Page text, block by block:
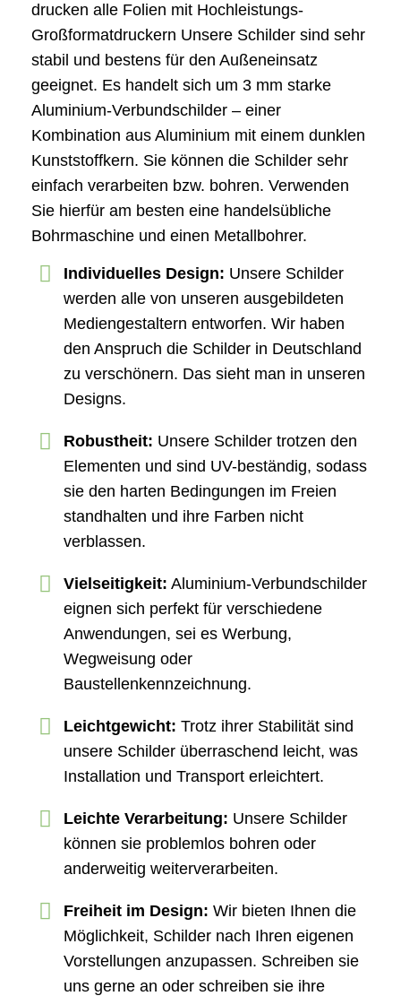
drucken alle Folien mit Hochleistungs-
Großformatdruckern Unsere Schilder sind sehr
stabil und bestens für den Außeneinsatz
geeignet. Es handelt sich um 3 mm starke
Aluminium-Verbundschilder – einer
Kombination aus Aluminium mit einem dunklen
Kunststoffkern. Sie können die Schilder sehr
einfach verarbeiten bzw. bohren. Verwenden
Sie hierfür am besten eine handelsübliche
Bohrmaschine und einen Metallbohrer.
Individuelles Design: Unsere Schilder
werden alle von unseren ausgebildeten
Mediengestaltern entworfen. Wir haben
den Anspruch die Schilder in Deutschland
zu verschönern. Das sieht man in unseren
Designs.
Robustheit: Unsere Schilder trotzen den
Elementen und sind UV-beständig, sodass
sie den harten Bedingungen im Freien
standhalten und ihre Farben nicht
verblassen.
Vielseitigkeit: Aluminium-Verbundschilder
eignen sich perfekt für verschiedene
Anwendungen, sei es Werbung,
Wegweisung oder
Baustellenkennzeichnung.
Leichtgewicht:Trotz ihrer Stabilität sind
unsere Schilder überraschend leicht, was
Installation und Transport erleichtert.
Leichte Verarbeitung: Unsere Schilder
können sie problemlos bohren oder
anderweitig weiterverarbeiten.
Freiheit im Design:Wir bieten Ihnen die
Möglichkeit, Schilder nach Ihren eigenen
Vorstellungen anzupassen. Schreiben sie
uns gerne an oder schreiben sie ihre